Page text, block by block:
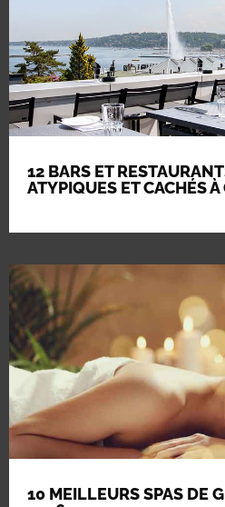
12 BARS ET
ATYPIQUES ET CACHÉS
10 MEILLEURS SPAS DE